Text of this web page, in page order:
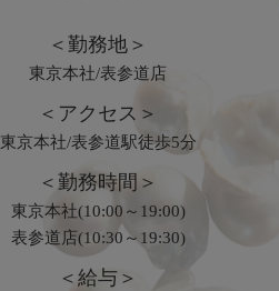
＜勤務地＞
東京本社/表参道店
＜アクセス＞
東京本社/表参道駅徒歩5分
＜勤務時間＞
東京本社(10:00～19:00)
表参道店(10:30～19:30)
＜給与＞